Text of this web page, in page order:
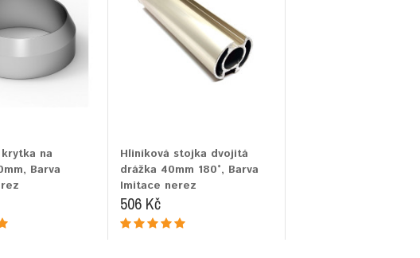
na
Barva
Hliníková stojka dvojitá
drážka 40mm 180°, Barva
Imitace nerez
506 Kč